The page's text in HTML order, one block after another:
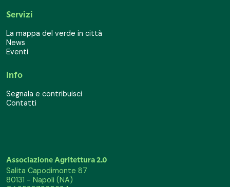
Servizi
La mappa del verde in città
News
Eventi
Info
Segnala e contribuisci
Contatti
Associazione Agritettura 2.0
Salita Capodimonte 87
80131 - Napoli (NA)